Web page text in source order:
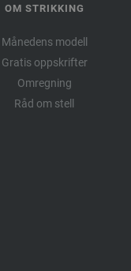
OM STRIKKING
Månedens modell
Gratis oppskrifter
Omregning
Råd om stell